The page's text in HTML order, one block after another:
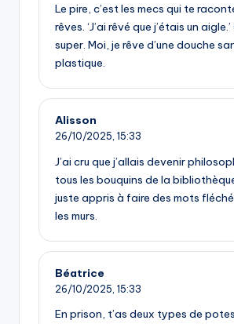
Le pire, c’est les mecs qui te
rêves. ‘J’ai rêvé que j’étais un
super. Moi, je rêve d’une douche
plastique.
Alisson
26/10/2025, 15:33
J’ai cru que j’allais devenir
tous les bouquins de la
juste appris à faire des mots
les murs.
Béatrice
26/10/2025, 15:33
En prison, t’as deux types de